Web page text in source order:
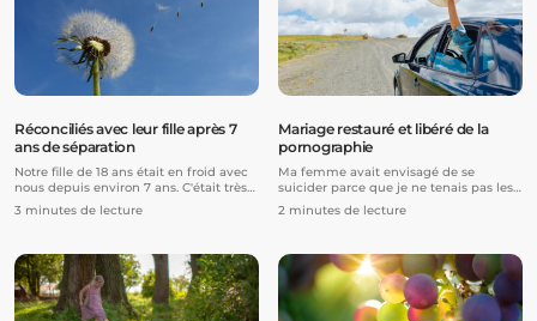
Réconciliés avec leur fille après 7
ans de séparation
Notre fille de 18 ans était en froid avec
nous depuis environ 7 ans. C'était très
douloureux, et à plusieurs reprises, il
nous a été difficile de choisir de
Seigneur que nous avons entendues en
écoutant les messages du pasteur
Prince pendant plus de 5 ans.
3 minutes de lecture
Mariage restauré et libéré de la
pornographie
Ma femme avait envisagé de se
suicider parce que je ne tenais pas les
promesses que je lui avais faites. Il
semblait que plus je m'efforçais de
quitté en septembre 2013 et en février
2014, nous avons officiellement divorcé.
Elle a ensuite déménagé en Autriche
avec notre fils de neuf ans.
2 minutes de lecture